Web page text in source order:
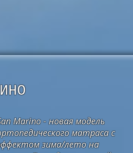
Marino - новая модель
матраса с
зима/лето на